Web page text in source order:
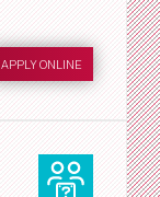
APPLY ONLINE